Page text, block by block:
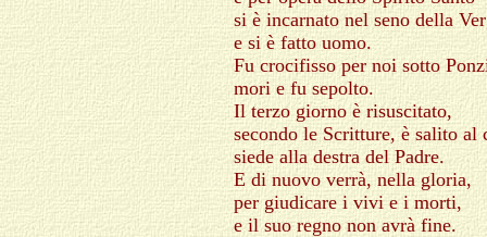
si è incarnato nel seno della
e si è fatto uomo.
Fu crocifisso per noi sotto
mori e fu sepolto.
Il terzo giorno è risuscitato,
secondo le Scritture, è salito al
siede alla destra del Padre.
E di nuovo verrà, nella gloria,
per giudicare i vivi e i morti,
e il suo regno non avrà fine.